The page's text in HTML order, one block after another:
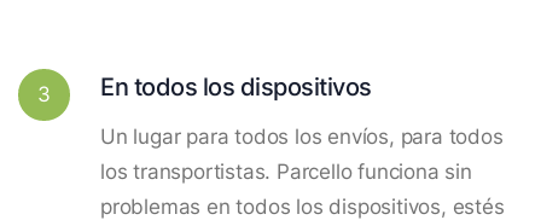
3 En todos los dispositivos
Un lugar para todos los envíos, para todos
los transportistas. Parcello funciona sin
problemas en todos los dispositivos, estés